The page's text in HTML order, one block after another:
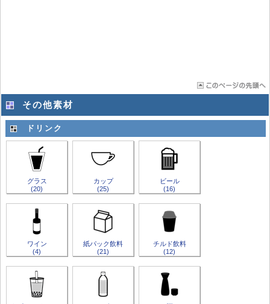
その他素材
ドリンク
グラス
(20)
カップ
(25)
ビール
(16)
ワイン
(4)
紙パック飲料
(21)
チルド飲料
(12)